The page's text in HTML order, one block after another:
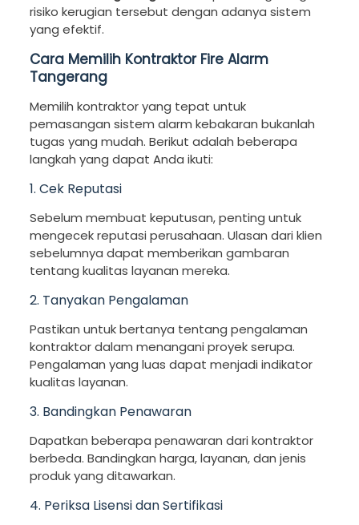
risiko kerugian tersebut dengan adanya sistem
yang efektif.
Cara Memilih Kontraktor Fire Alarm
Tangerang
Memilih kontraktor yang tepat untuk
pemasangan sistem alarm kebakaran bukanlah
tugas yang mudah. Berikut adalah beberapa
langkah yang dapat Anda ikuti:
1. Cek Reputasi
Sebelum membuat keputusan, penting untuk
mengecek reputasi perusahaan. Ulasan dari klien
sebelumnya dapat memberikan gambaran
tentang kualitas layanan mereka.
2. Tanyakan Pengalaman
Pastikan untuk bertanya tentang pengalaman
kontraktor dalam menangani proyek serupa.
Pengalaman yang luas dapat menjadi indikator
kualitas layanan.
3. Bandingkan Penawaran
Dapatkan beberapa penawaran dari kontraktor
berbeda. Bandingkan harga, layanan, dan jenis
produk yang ditawarkan.
4. Periksa Lisensi dan Sertifikasi